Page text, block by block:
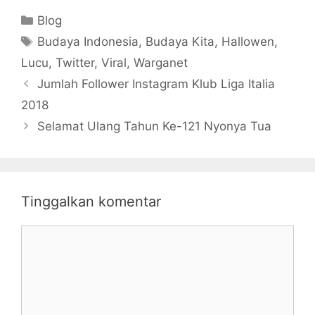
Warganet +62
Kategori
Blog
Tag
Budaya Indonesia, Budaya Kita, Hallowen,
Lucu, Twitter, Viral, Warganet
Jumlah Follower Instagram Klub Liga Italia
2018
Selamat Ulang Tahun Ke-121 Nyonya Tua
Tinggalkan komentar